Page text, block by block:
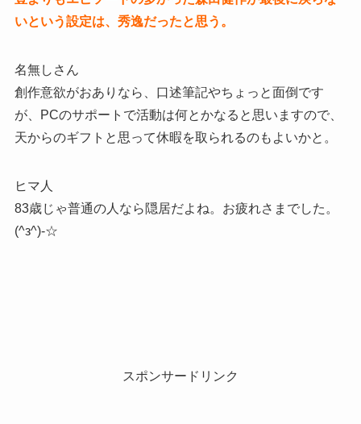
いという設定は、秀逸だったと思う。
名無しさん
創作意欲がおありなら、口述筆記やちょっと面倒です
が、PCのサポートで活動は何とかなると思いますので、
天からのギフトと思って休暇を取られるのもよいかと。
ヒマ人
83歳じゃ普通の人なら隠居だよね。お疲れさまでした。
(^з^)-☆
スポンサードリンク